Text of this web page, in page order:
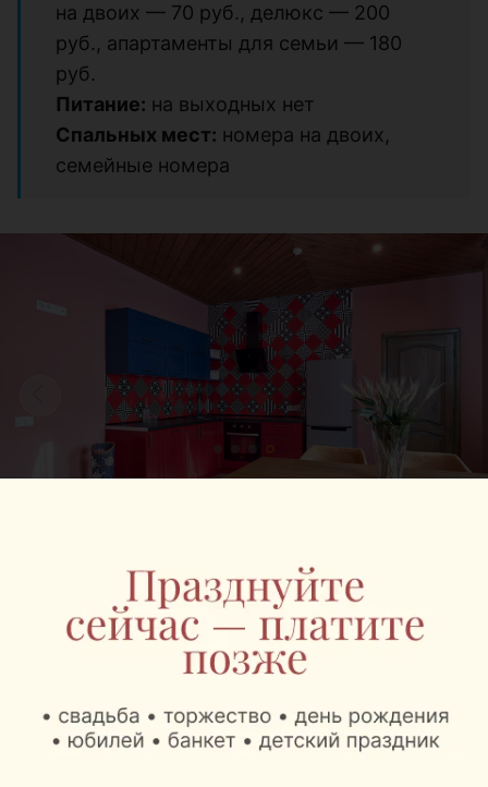
на двоих — 70 руб., делюкс — 200
руб., апартаменты для семьи — 180
руб.
Питание: на выходных нет
Спальных мест: номера на двоих,
семейные номера
Фальварак KUPALA расположен в живописном
местечке Сеница, менее чем в 200 м от Минска.
максимальном комфорте гостей. Основной
материал, который был использован для